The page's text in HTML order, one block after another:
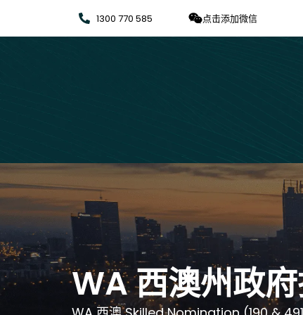
1300 770 585 点击添加微信
WA 西澳州政